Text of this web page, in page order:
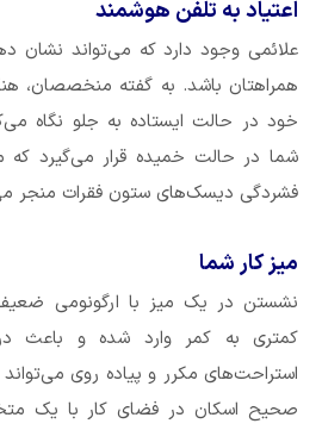
اعتیاد به تلفن هوشمند
علائمی وجود دارد که می‌تواند نشان
همراهتان باشد. به گفته منخصصان،
خود در حالت ایستاده به جلو نگاه
شما در حالت خمیده قرار می‌گیرد که
فشردگی دیسک‌های ستون فقرات منجر
میز کار شما
نشستن در یک میز با ارگونومی
کمتری به کمر وارد شده و باعث
استراحت‌های مکرر و پیاده روی
صحیح اسکان در فضای کار با یک